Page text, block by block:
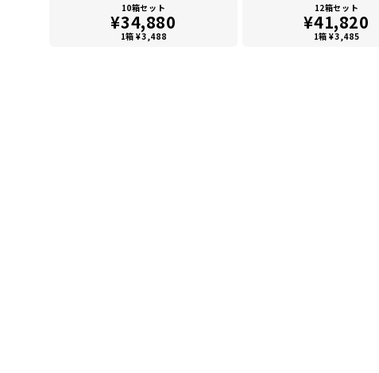
10箱セット
¥34,880
1箱 ¥3,488
12箱セット
¥41,820
1箱 ¥3,485